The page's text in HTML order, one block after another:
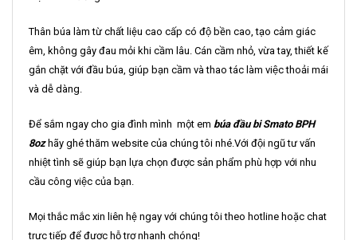
Thân búa làm từ chất liệu cao cấp có độ bền cao, tạo cảm giác
êm, không gây đau mỏi khi cầm lâu. Cán cầm nhỏ, vừa tay, thiết kế
gắn chặt với đầu búa, giúp bạn cầm và thao tác làm việc thoải mái
và dễ dàng.
Để sắm ngay cho gia đình mình một em búa đầu bi Smato BPH
8oz hãy ghé thăm website của chúng tôi nhé.Với đội ngũ tư vấn
nhiệt tình sẽ giúp bạn lựa chọn được sản phẩm phù hợp với nhu
cầu công việc của bạn.
Mọi thắc mắc xin liên hệ ngay với chúng tôi theo hotline hoặc chat
trực tiếp để được hỗ trợ nhanh chóng!